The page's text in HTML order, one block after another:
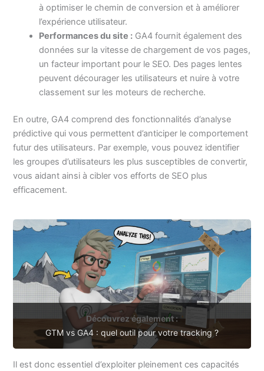
à optimiser le chemin de conversion et à améliorer
l’expérience utilisateur.
Performances du site : GA4 fournit également des
données sur la vitesse de chargement de vos pages,
un facteur important pour le SEO. Des pages lentes
peuvent décourager les utilisateurs et nuire à votre
classement sur les moteurs de recherche.
En outre, GA4 comprend des fonctionnalités d’analyse
prédictive qui vous permettent d’anticiper le comportement
futur des utilisateurs. Par exemple, vous pouvez identifier
les groupes d’utilisateurs les plus susceptibles de convertir,
vous aidant ainsi à cibler vos efforts de SEO plus
efficacement.
Découvrez également :
GTM vs GA4 : quel outil pour votre tracking ?
Il est donc essentiel d’exploiter pleinement ces capacités